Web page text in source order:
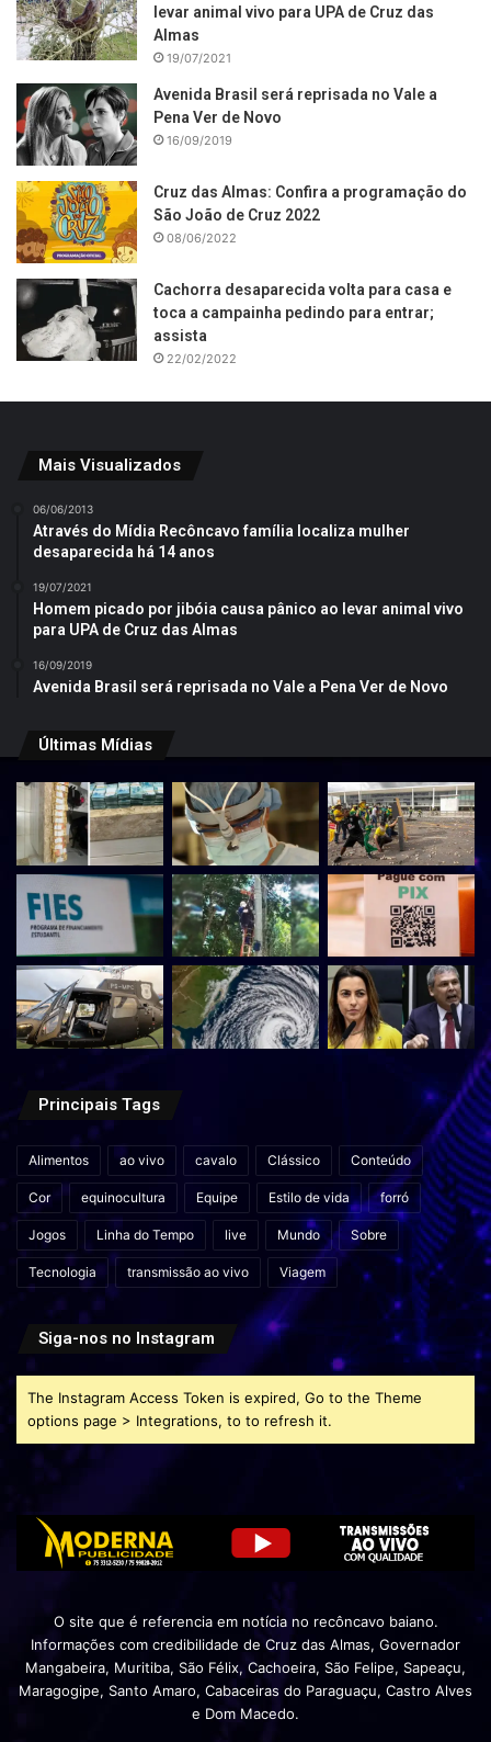
levar animal vivo para UPA de Cruz das
Almas
19/07/2021
Avenida Brasil será reprisada no Vale a
Pena Ver de Novo
16/09/2019
Cruz das Almas: Confira a programação do
São João de Cruz 2022
08/06/2022
Cachorra desaparecida volta para casa e
toca a campainha pedindo para entrar;
assista
22/02/2022
Mais Visualizados
06/06/2013
Através do Mídia Recôncavo família localiza mulher
desaparecida há 14 anos
19/07/2021
Homem picado por jibóia causa pânico ao levar animal vivo
para UPA de Cruz das Almas
16/09/2019
Avenida Brasil será reprisada no Vale a Pena Ver de Novo
Últimas Mídias
Principais Tags
Alimentos ao vivo cavalo Clássico Conteúdo
Cor equinocultura Equipe Estilo de vida forró
Jogos Linha do Tempo live Mundo Sobre
Tecnologia transmissão ao vivo Viagem
Siga-nos no Instagram
The Instagram Access Token is expired, Go to the Theme
options page > Integrations, to to refresh it.
O site que é referencia em notícia no recôncavo baiano.
Informações com credibilidade de Cruz das Almas, Governador
Mangabeira, Muritiba, São Félix, Cachoeira, São Felipe, Sapeaçu,
Maragogipe, Santo Amaro, Cabaceiras do Paraguaçu, Castro Alves
e Dom Macedo.